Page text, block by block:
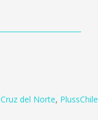
Cruz del Norte, PlussChile